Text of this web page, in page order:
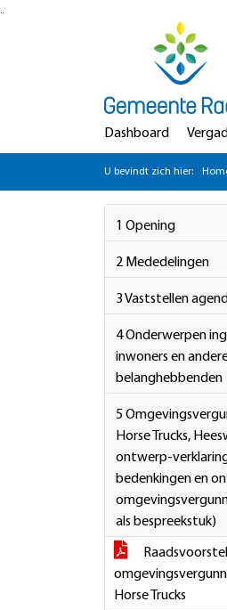
Ga naar de inhoud van deze pagina
Dashboard
U bevindt zich hier:
1 Opening
2 Mededelingen
3 Vaststellen
4 Onderwerpen
inwoners en
belanghebbenden
5
Horse Trucks,
ontwerp-
bedenkingen en
als bespreekstuk)
Horse Trucks